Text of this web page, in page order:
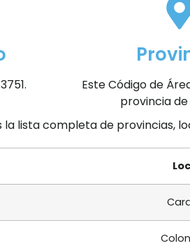
Este Código de
provincia de
lista completa de provincias,